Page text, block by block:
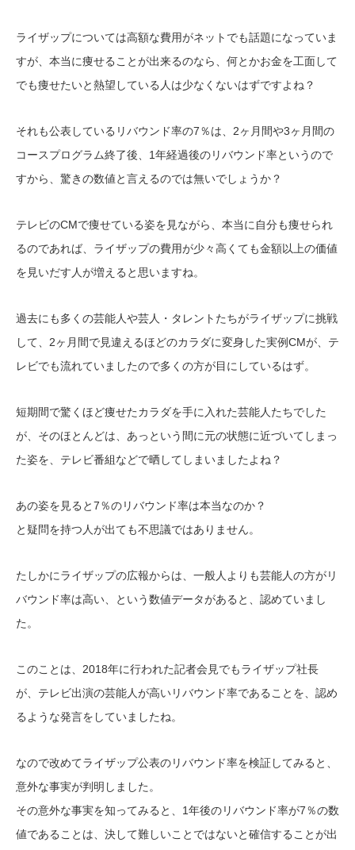
ライザップについては高額な費用がネットでも話題になっていま
すが、本当に痩せることが出来るのなら、何とかお金を工面して
でも痩せたいと熱望している人は少なくないはずですよね？
それも公表しているリバウンド率の7％は、2ヶ月間や3ヶ月間の
コースプログラム終了後、1年経過後のリバウンド率というので
すから、驚きの数値と言えるのでは無いでしょうか？
テレビのCMで痩せている姿を見ながら、本当に自分も痩せられ
るのであれば、ライザップの費用が少々高くても金額以上の価値
を見いだす人が増えると思いますね。
過去にも多くの芸能人や芸人・タレントたちがライザップに挑戦
して、2ヶ月間で見違えるほどのカラダに変身した実例CMが、テ
レビでも流れていましたので多くの方が目にしているはず。
短期間で驚くほど痩せたカラダを手に入れた芸能人たちでした
が、そのほとんどは、あっという間に元の状態に近づいてしまっ
た姿を、テレビ番組などで晒してしまいましたよね？
あの姿を見ると7％のリバウンド率は本当なのか？
と疑問を持つ人が出ても不思議ではありません。
たしかにライザップの広報からは、一般人よりも芸能人の方がリ
バウンド率は高い、という数値データがあると、認めていまし
た。
このことは、2018年に行われた記者会見でもライザップ社長
が、テレビ出演の芸能人が高いリバウンド率であることを、認め
るような発言をしていましたね。
なので改めてライザップ公表のリバウンド率を検証してみると、
意外な事実が判明しました。
その意外な事実を知ってみると、1年後のリバウンド率が7％の数
値であることは、決して難しいことではないと確信することが出